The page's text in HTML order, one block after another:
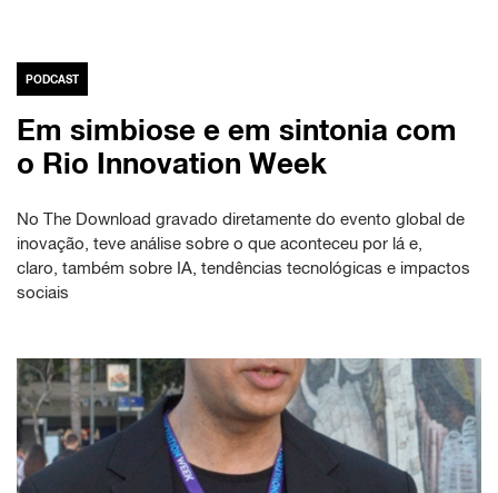
PODCAST
Em simbiose e em sintonia com
o Rio Innovation Week
No The Download gravado diretamente do evento global de
inovação, teve análise sobre o que aconteceu por lá e,
claro, também sobre IA, tendências tecnológicas e impactos
sociais